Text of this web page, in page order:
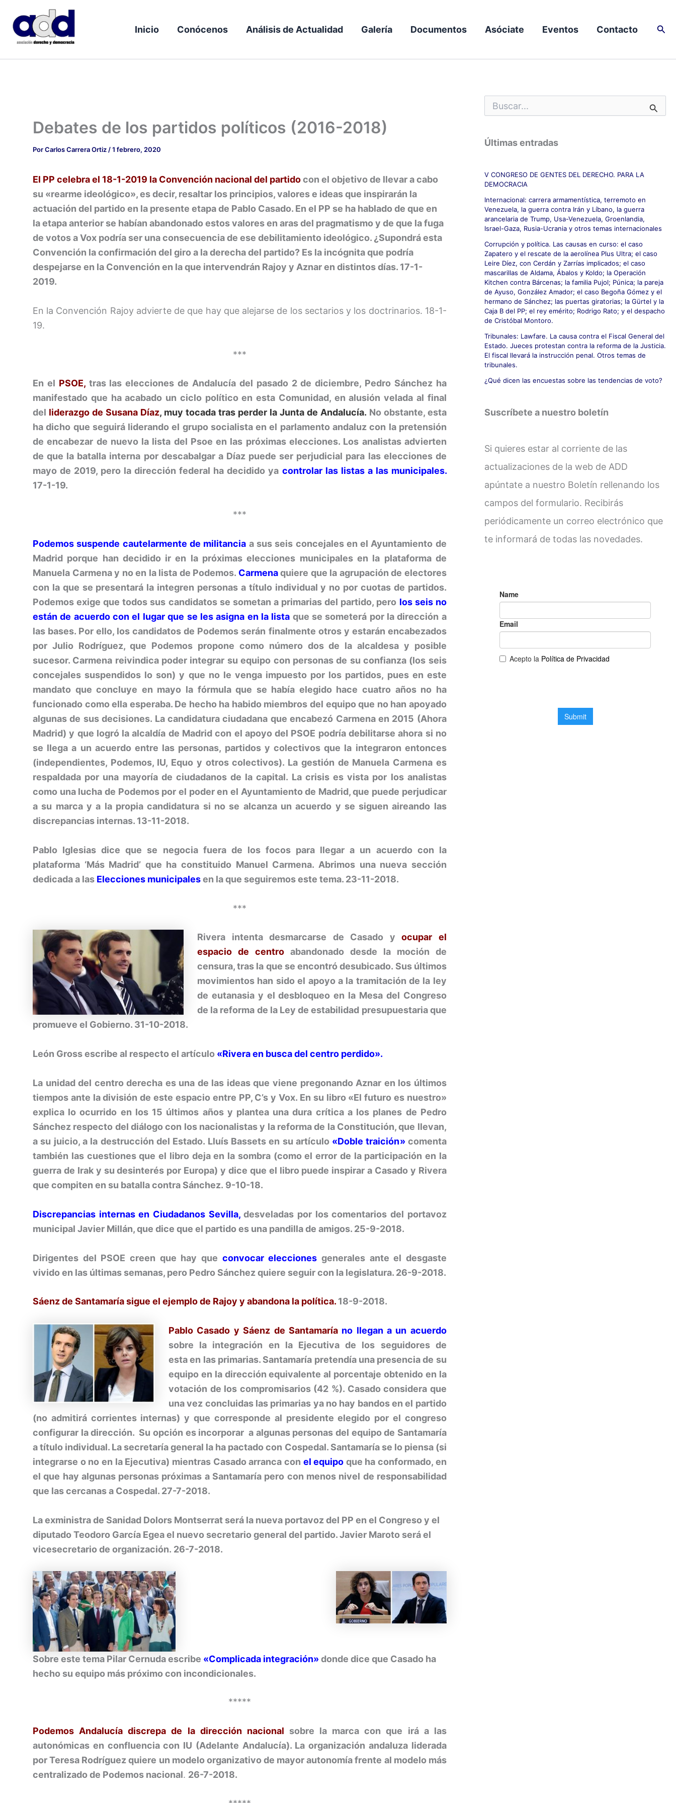
contenido
Inicio Conócenos Análisis de Actualidad Galería Documentos Asóciate Eventos Contacto
Debates de los partidos políticos (2016-2018)
PorCarlos Carrera Ortiz /1 febrero, 2020
El PP celebra el 18-1-2019 la Convención nacional del partidocon el objetivo de llevar a cabo
su «rearme ideológico», es decir, resaltar los principios, valores e ideas que inspirarán la
actuación del partido en la presente etapa de Pablo Casado. En el PP se ha hablado de que en
la etapa anterior se habían abandonado estos valores en aras del pragmatismo y de que la fuga
de votos a Vox podría ser una consecuencia de ese debilitamiento ideológico. ¿Supondrá esta
Convención la confirmación del giro a la derecha del partido? Es la incógnita que podría
despejarse en la Convención en la que intervendrán Rajoy y Aznar en distintos días. 17-1-
2019.
En la Convención Rajoy advierte de que hay que alejarse de los sectarios y los doctrinarios. 18-1-
19.
***
En el PSOE,tras las elecciones de Andalucía del pasado 2 de diciembre, Pedro Sánchez ha
manifestado que ha acabado un ciclo político en esta Comunidad, en alusión velada al final
del liderazgo de Susana Díaz, muy tocada tras perder la Junta de Andalucía. No obstante, esta
ha dicho que seguirá liderando el grupo socialista en el parlamento andaluz con la pretensión
de encabezar de nuevo la lista del Psoe en las próximas elecciones. Los analistas advierten
de que la batalla interna por descabalgar a Díaz puede ser perjudicial para las elecciones de
mayo de 2019, pero la dirección federal ha decidido ya controlar las listas a las municipales.
17-1-19.
***
Podemos suspende cautelarmente de militancia a sus seis concejales en el Ayuntamiento de
Madrid porque han decidido ir en la próximas elecciones municipales en la plataforma de
Manuela Carmena y no en la lista de Podemos. Carmenaquiere que la agrupación de electores
con la que se presentará la integren personas a título individual y no por cuotas de partidos.
Podemos exige que todos sus candidatos se sometan a primarias del partido, pero los seis no
están de acuerdo con el lugar que se les asigna en la lista que se someterá por la dirección a
las bases. Por ello, los candidatos de Podemos serán finalmente otros y estarán encabezados
por Julio Rodríguez, que Podemos propone como número dos de la alcaldesa y posible
sucesor. Carmena reivindica poder integrar su equipo con personas de su confianza (los seis
concejales suspendidos lo son) y que no le venga impuesto por los partidos, pues en este
mandato que concluye en mayo la fórmula que se había elegido hace cuatro años no ha
funcionado como ella esperaba. De hecho ha habido miembros del equipo que no han apoyado
algunas de sus decisiones. La candidatura ciudadana que encabezó Carmena en 2015 (Ahora
Madrid) y que logró la alcaldía de Madrid con el apoyo del PSOE podría debilitarse ahora si no
se llega a un acuerdo entre las personas, partidos y colectivos que la integraron entonces
(independientes, Podemos, IU, Equo y otros colectivos). La gestión de Manuela Carmena es
respaldada por una mayoría de ciudadanos de la capital. La crisis es vista por los analistas
como una lucha de Podemos por el poder en el Ayuntamiento de Madrid, que puede perjudicar
a su marca y a la propia candidatura si no se alcanza un acuerdo y se siguen aireando las
discrepancias internas. 13-11-2018.
Pablo Iglesias dice que se negocia fuera de los focos para llegar a un acuerdo con la
plataforma ‘Más Madrid’ que ha constituido Manuel Carmena. Abrimos una nueva sección
dedicada a las Elecciones municipalesen la que seguiremos este tema. 23-11-2018.
***
Rivera intenta desmarcarse de Casado yocupar el
espacio de centroabandonado desde la moción de
censura, tras la que se encontró desubicado. Sus últimos
movimientos han sido el apoyo a la tramitación de la ley
de eutanasia y el desbloqueo en la Mesa del Congreso
de la reforma de la Ley de estabilidad presupuestaria que
promueve el Gobierno. 31-10-2018.
León Gross escribe al respecto el artículo «Rivera en busca del centro perdido».
La unidad del centro derecha es una de las ideas que viene pregonando Aznar en los últimos
tiempos ante la división de este espacio entre PP, C’s y Vox. En su libro «El futuro es nuestro»
explica lo ocurrido en los 15 últimos años y plantea una dura crítica a los planes de Pedro
Sánchez respecto del diálogo con los nacionalistas y la reforma de la Constitución, que llevan,
a su juicio, a la destrucción del Estado. Lluís Bassets en su artículo «Doble traición» comenta
también las cuestiones que el libro deja en la sombra (como el error de la participación en la
guerra de Irak y su desinterés por Europa) y dice que el libro puede inspirar a Casado y Rivera
que compiten en su batalla contra Sánchez. 9-10-18.
Discrepancias internas en Ciudadanos Sevilla, desveladas por los comentarios del portavoz
municipal Javier Millán, que dice que el partido es una pandilla de amigos. 25-9-2018.
Dirigentes del PSOE creen que hay que convocar elecciones generales ante el desgaste
vivido en las últimas semanas, pero Pedro Sánchez quiere seguir con la legislatura. 26-9-2018.
Sáenz de Santamaría sigue el ejemplo de Rajoy y abandona la política. 18-9-2018.
Pablo Casado y Sáenz de Santamaría no llegan a un acuerdo
sobre la integración en la Ejecutiva de los seguidores de
esta en las primarias. Santamaría pretendía una presencia de su
equipo en la dirección equivalente al porcentaje obtenido en la
votación de los compromisarios (42 %). Casado considera que
una vez concluidas las primarias ya no hay bandos en el partido
(no admitirá corrientes internas) y que corresponde al presidente elegido por el congreso
configurar la dirección. Su opción es incorporar a algunas personas del equipo de Santamaría
a título individual. La secretaría general la ha pactado con Cospedal. Santamaría se lo piensa (si
integrarse o no en la Ejecutiva) mientras Casado arranca con el equipo que ha conformado, en
el que hay algunas personas próximas a Santamaría pero con menos nivel de responsabilidad
que las cercanas a Cospedal. 27-7-2018.
La exministra de Sanidad Dolors Montserrat será la nueva portavoz del PP en el Congreso y el
diputado Teodoro García Egea el nuevo secretario general del partido. Javier Maroto será el
vicesecretario de organización. 26-7-2018.
Sobre este tema Pilar Cernuda escribe «Complicada integración»donde dice que Casado ha
hecho su equipo más próximo con incondicionales.
*****
Podemos Andalucía discrepa de la dirección nacional sobre la marca con que irá a las
autonómicas en confluencia con IU (Adelante Andalucía). La organización andaluza liderada
por Teresa Rodríguez quiere un modelo organizativo de mayor autonomía frente al modelo más
centralizado de Podemos nacional. 26-7-2018.
u
c
a
o
r
:
Últimas entradas
V CONGRESO DE GENTES DEL DERECHO. PARA LA
DEMOCRACIA
Internacional: carrera armamentística, terremoto en
Venezuela, la guerra contra Irán y Líbano, la guerra
arancelaria de Trump, Usa-Venezuela, Groenlandia,
Israel-Gaza, Rusia-Ucrania y otros temas internacionales
Corrupción y política. Las causas en curso: el caso
Zapatero y el rescate de la aerolínea Plus Ultra; el caso
Leire Díez, con Cerdán y Zarrías implicados; el caso
mascarillas de Aldama, Ábalos y Koldo; la Operación
Kitchen contra Bárcenas; la familia Pujol; Púnica; la pareja
de Ayuso, González Amador; el caso Begoña Gómez y el
hermano de Sánchez; las puertas giratorias; la Gürtel y la
Caja B del PP; el rey emérito; Rodrigo Rato; y el despacho
de Cristóbal Montoro.
Tribunales: Lawfare. La causa contra el Fiscal General del
Estado. Jueces protestan contra la reforma de la Justicia.
El fiscal llevará la instrucción penal. Otros temas de
tribunales.
¿Qué dicen las encuestas sobre las tendencias de voto?
Suscríbete a nuestro boletín
Si quieres estar al corriente de las
actualizaciones de la web de ADD
apúntate a nuestro Boletín rellenando los
campos del formulario. Recibirás
periódicamente un correo electrónico que
te informará de todas las novedades.